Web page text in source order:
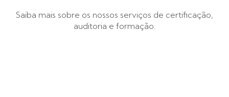
Saiba mais sobre os nossos serviços de certificação,
auditoria e formação.